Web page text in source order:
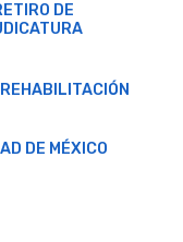
DE
DE MÉXICO